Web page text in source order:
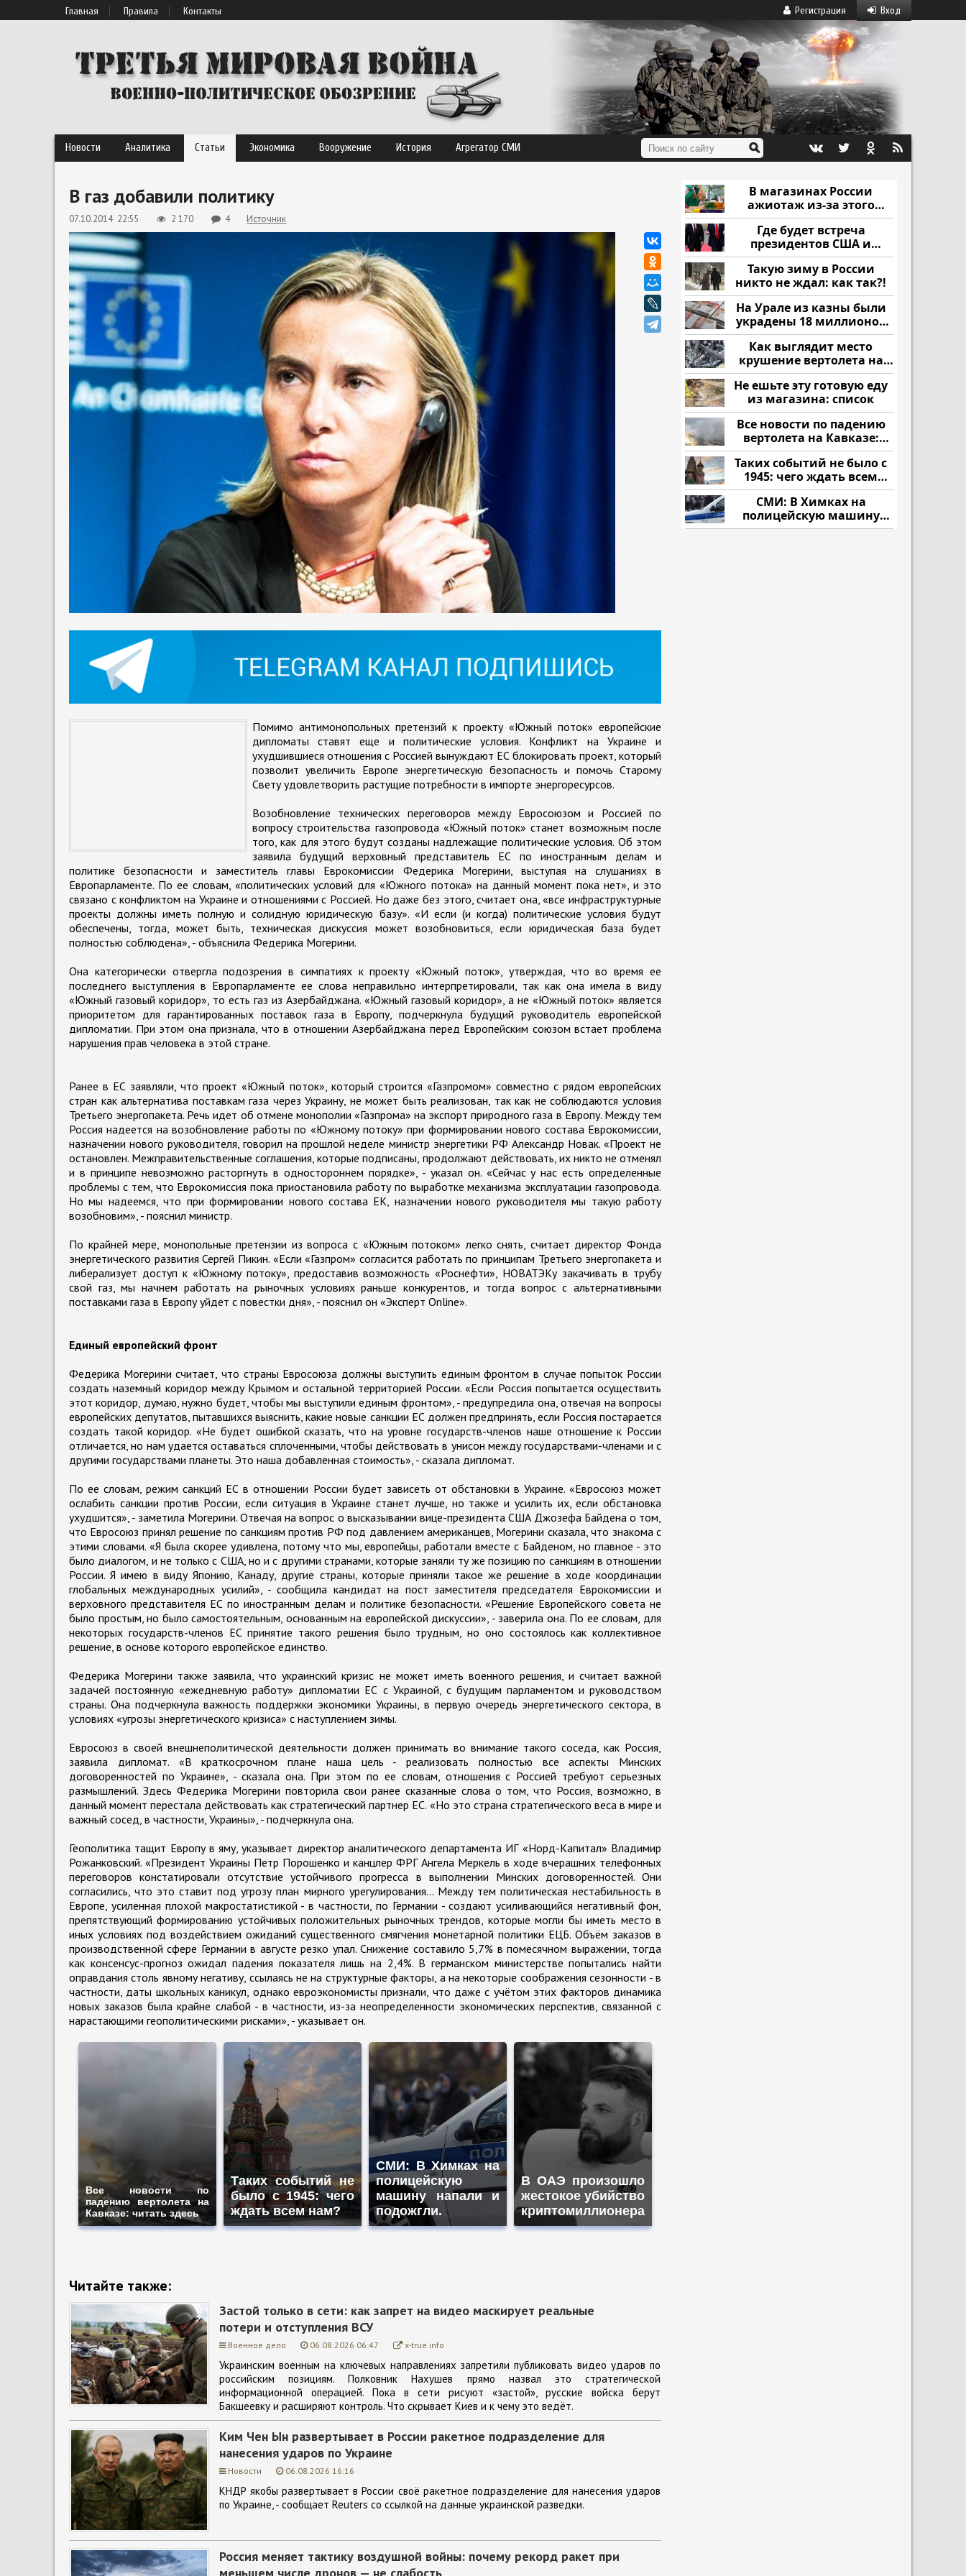
Главная Правила Контакты Вход
Регистрация
Новости Аналитика Статьи Экономика Вооружение История Агрегатор СМИ
В газ добавили политику
07.10.2014 22:55 2 170 4 Источник
Помимо антимонопольных претензий к проекту «Южный поток» европейские
дипломаты ставят еще и политические условия. Конфликт на Украине и
ухудшившиеся отношения с Россией вынуждают ЕС блокировать проект, который
позволит увеличить Европе энергетическую безопасность и помочь Старому
Свету удовлетворить растущие потребности в импорте энергоресурсов.
Возобновление технических переговоров между Евросоюзом и Россией по
вопросу строительства газопровода «Южный поток» станет возможным после
того, как для этого будут созданы надлежащие политические условия. Об этом
заявила будущий верховный представитель ЕС по иностранным делам и
политике безопасности и заместитель главы Еврокомиссии Федерика Могерини, выступая на слушаниях в
Европарламенте. По ее словам, «политических условий для «Южного потока» на данный момент пока нет», и это
связано с конфликтом на Украине и отношениями с Россией. Но даже без этого, считает она, «все инфраструктурные
проекты должны иметь полную и солидную юридическую базу». «И если (и когда) политические условия будут
обеспечены, тогда, может быть, техническая дискуссия может возобновиться, если юридическая база будет
полностью соблюдена», - объяснила Федерика Могерини.
Она категорически отвергла подозрения в симпатиях к проекту «Южный поток», утверждая, что во время ее
последнего выступления в Европарламенте ее слова неправильно интерпретировали, так как она имела в виду
«Южный газовый коридор», то есть газ из Азербайджана. «Южный газовый коридор», а не «Южный поток» является
приоритетом для гарантированных поставок газа в Европу, подчеркнула будущий руководитель европейской
дипломатии. При этом она признала, что в отношении Азербайджана перед Европейским союзом встает проблема
нарушения прав человека в этой стране.
Ранее в ЕС заявляли, что проект «Южный поток», который строится «Газпромом» совместно с рядом европейских
стран как альтернатива поставкам газа через Украину, не может быть реализован, так как не соблюдаются условия
Третьего энергопакета. Речь идет об отмене монополии «Газпрома» на экспорт природного газа в Европу. Между тем
Россия надеется на возобновление работы по «Южному потоку» при формировании нового состава Еврокомиссии,
назначении нового руководителя, говорил на прошлой неделе министр энергетики РФ Александр Новак. «Проект не
остановлен. Межправительственные соглашения, которые подписаны, продолжают действовать, их никто не отменял
и в принципе невозможно расторгнуть в одностороннем порядке», - указал он. «Сейчас у нас есть определенные
проблемы с тем, что Еврокомиссия пока приостановила работу по выработке механизма эксплуатации газопровода.
Но мы надеемся, что при формировании нового состава ЕК, назначении нового руководителя мы такую работу
возобновим», - пояснил министр.
По крайней мере, монопольные претензии из вопроса с «Южным потоком» легко снять, считает директор Фонда
энергетического развития Сергей Пикин. «Если «Газпром» согласится работать по принципам Третьего энергопакета и
либерализует доступ к «Южному потоку», предоставив возможность «Роснефти», НОВАТЭКу закачивать в трубу
свой газ, мы начнем работать на рыночных условиях раньше конкурентов, и тогда вопрос с альтернативными
поставками газа в Европу уйдет с повестки дня», - пояснил он «Эксперт Online».
Единый европейский фронт
Федерика Могерини считает, что страны Евросоюза должны выступить единым фронтом в случае попыток России
создать наземный коридор между Крымом и остальной территорией России. «Если Россия попытается осуществить
этот коридор, думаю, нужно будет, чтобы мы выступили единым фронтом», - предупредила она, отвечая на вопросы
европейских депутатов, пытавшихся выяснить, какие новые санкции ЕС должен предпринять, если Россия постарается
создать такой коридор. «Не будет ошибкой сказать, что на уровне государств-членов наше отношение к России
отличается, но нам удается оставаться сплоченными, чтобы действовать в унисон между государствами-членами и с
другими государствами планеты. Это наша добавленная стоимость», - сказала дипломат.
По ее словам, режим санкций ЕС в отношении России будет зависеть от обстановки в Украине. «Евросоюз может
ослабить санкции против России, если ситуация в Украине станет лучше, но также и усилить их, если обстановка
ухудшится», - заметила Могерини. Отвечая на вопрос о высказывании вице-президента США Джозефа Байдена о том,
что Евросоюз принял решение по санкциям против РФ под давлением американцев, Могерини сказала, что знакома с
этими словами. «Я была скорее удивлена, потому что мы, европейцы, работали вместе с Байденом, но главное - это
было диалогом, и не только с США, но и с другими странами, которые заняли ту же позицию по санкциям в отношении
России. Я имею в виду Японию, Канаду, другие страны, которые приняли такое же решение в ходе координации
глобальных международных усилий», - сообщила кандидат на пост заместителя председателя Еврокомиссии и
верховного представителя ЕС по иностранным делам и политике безопасности. «Решение Европейского совета не
было простым, но было самостоятельным, основанным на европейской дискуссии», - заверила она. По ее словам, для
некоторых государств-членов ЕС принятие такого решения было трудным, но оно состоялось как коллективное
решение, в основе которого европейское единство.
Федерика Могерини также заявила, что украинский кризис не может иметь военного решения, и считает важной
задачей постоянную «ежедневную работу» дипломатии ЕС с Украиной, с будущим парламентом и руководством
страны. Она подчеркнула важность поддержки экономики Украины, в первую очередь энергетического сектора, в
условиях «угрозы энергетического кризиса» с наступлением зимы.
Евросоюз в своей внешнеполитической деятельности должен принимать во внимание такого соседа, как Россия,
заявила дипломат. «В краткосрочном плане наша цель - реализовать полностью все аспекты Минских
договоренностей по Украине», - сказала она. При этом по ее словам, отношения с Россией требуют серьезных
размышлений. Здесь Федерика Могерини повторила свои ранее сказанные слова о том, что Россия, возможно, в
данный момент перестала действовать как стратегический партнер ЕС. «Но это страна стратегического веса в мире и
важный сосед, в частности, Украины», - подчеркнула она.
Геополитика тащит Европу в яму, указывает директор аналитического департамента ИГ «Норд-Капитал» Владимир
Рожанковский. «Президент Украины Петр Порошенко и канцлер ФРГ Ангела Меркель в ходе вчерашних телефонных
переговоров констатировали отсутствие устойчивого прогресса в выполнении Минских договоренностей. Они
согласились, что это ставит под угрозу план мирного урегулирования… Между тем политическая нестабильность в
Европе, усиленная плохой макростатистикой - в частности, по Германии - создают усиливающийся негативный фон,
препятствующий формированию устойчивых положительных рыночных трендов, которые могли бы иметь место в
иных условиях под воздействием ожиданий существенного смягчения монетарной политики ЕЦБ. Объём заказов в
производственной сфере Германии в августе резко упал. Снижение составило 5,7% в помесячном выражении, тогда
как консенсус-прогноз ожидал падения показателя лишь на 2,4%. В германском министерстве попытались найти
оправдания столь явному негативу, ссылаясь не на структурные факторы, а на некоторые соображения сезонности - в
частности, даты школьных каникул, однако евроэкономисты признали, что даже с учётом этих факторов динамика
новых заказов была крайне слабой - в частности, из-за неопределенности экономических перспектив, связанной с
нарастающими геополитическими рисками», - указывает он.
Все новости по
падению вертолета на
Кавказе: читать здесь
Таких событий не
было с 1945: чего
ждать всем нам?
СМИ: В Химках на
полицейскую
машину напали и
подожгли.
В ОАЭ произошло
жестокое убийство
криптомиллионера
Читайте также:
Застой только в сети: как запрет на видео маскирует реальные
потери и отступления ВСУ
Военное дело 06.08.2026 06:47 x-true.info
Украинским военным на ключевых направлениях запретили публиковать видео ударов по
российским позициям. Полковник Нахушев прямо назвал это стратегической
информационной операцией. Пока в сети рисуют «застой», русские войска берут
Бакшеевку и расширяют контроль. Что скрывает Киев и к чему это ведёт.
Ким Чен Ын развертывает в России ракетное подразделение для
нанесения ударов по Украине
Новости 06.08.2026 16:16
КНДР якобы развертывает в России своё ракетное подразделение для нанесения ударов
по Украине, - сообщает Reuters со ссылкой на данные украинской разведки.
Россия меняет тактику воздушной войны: почему рекорд ракет при
меньшем числе дронов — не слабость
В магазинах России
ажиотаж из-за этого
продукта: что купить?
Где будет встреча
президентов США и
России: Европа?
Такую зиму в России
никто не ждал: как так?!
На Урале из казны были
украдены 18 миллионов
рублей
Как выглядит место
крушение вертолета на
Кавказе: смотреть
Не ешьте эту готовую еду
из магазина: список
Все новости по падению
вертолета на Кавказе:
читать здесь
Таких событий не было с
1945: чего ждать всем
нам?
СМИ: В Химках на
полицейскую машину
напали и подожгли.